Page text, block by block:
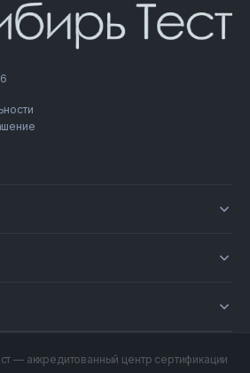
52
— аккредитованный центр сертификации